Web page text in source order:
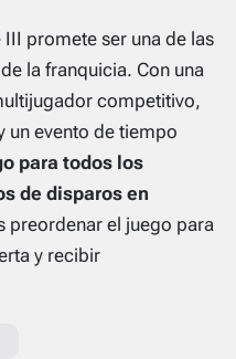
promete ser una de las
la franquicia. Con una
competitivo,
un evento de tiempo
para todos los
de disparos en
preordenar el juego para
y recibir